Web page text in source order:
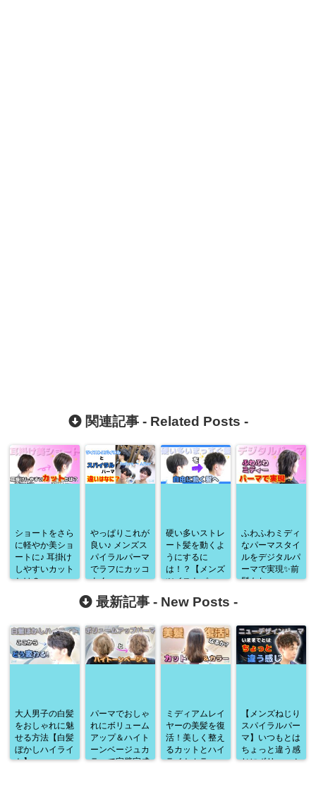
関連記事 - Related Posts -
ショートをさら
に軽やか美ショ
ートに♪ 耳掛け
しやすいカット
とは？
やっぱりこれが
良い♪ メンズス
パイラルパーマ
でラフにカッコ
よく
硬い多いストレ
ート髪を動くよ
うにするに
は！？【メンズ
ツイストパー
ふわふわミディ
なパーマスタイ
ルをデジタルパ
ーマで実現✨前
髪もね♪
最新記事 - New Posts -
大人男子の白髪
をおしゃれに魅
せる方法【白髪
ぼかしハイライ
ト】
パーマでおしゃ
れにボリューム
アップ＆ハイト
ーンベージュカ
ラーで完璧完成
ミディアムレイ
ヤーの美髪を復
活！美しく整え
るカットとハイ
ライトカラー
【メンズねじり
スパイラルパー
マ】いつもとは
ちょっと違う感
じにボリューム